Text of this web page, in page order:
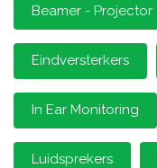
Beamer - Projector
Eindversterkers
In Ear Monitoring
Luidsprekers